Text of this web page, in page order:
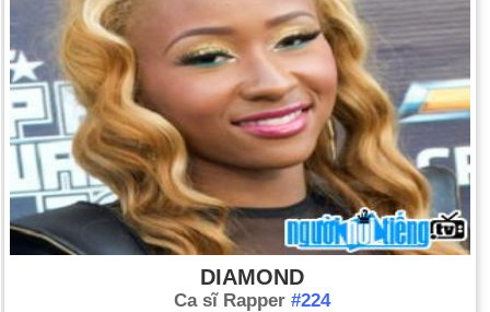
DIAMOND
Ca sĩ Rapper #224